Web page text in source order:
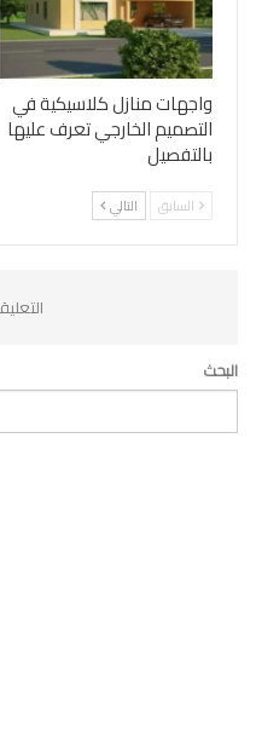
واجهات منازل كلاسيكية في
التصميم الخارجي تعرف عليها
بالتفصيل
السابق التالي
البحث